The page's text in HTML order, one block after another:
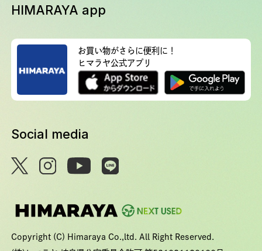
HIMARAYA app
お買い物がさらに便利に！
ヒマラヤ公式アプリ
Social media
Copyright (C) Himaraya Co.,ltd. All Right Reserved.